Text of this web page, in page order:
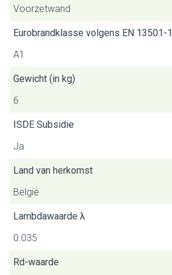
Voorzetwand
Eurobrandklasse volgens EN 13501-1
A1
Gewicht (in kg)
6
ISDE Subsidie
Ja
Land van herkomst
België
Lambdawaarde λ
0.035
Rd-waarde